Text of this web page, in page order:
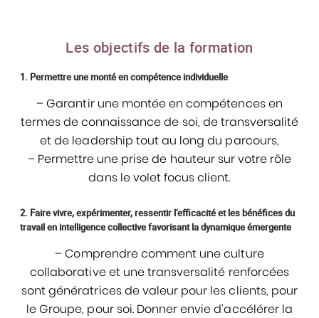
Les objectifs de la formation
1. Permettre une monté en compétence individuelle
– Garantir une montée en compétences en
termes de connaissance de soi, de transversalité
et de leadership tout au long du parcours,
– Permettre une prise de hauteur sur votre rôle
dans le volet focus client.
2. Faire vivre, expérimenter, ressentir l’efficacité et les bénéfices du
travail en intelligence collective favorisant la dynamique émergente
– Comprendre comment une culture
collaborative et une transversalité renforcées
sont génératrices de valeur pour les clients, pour
le Groupe, pour soi. Donner envie d’accélérer la